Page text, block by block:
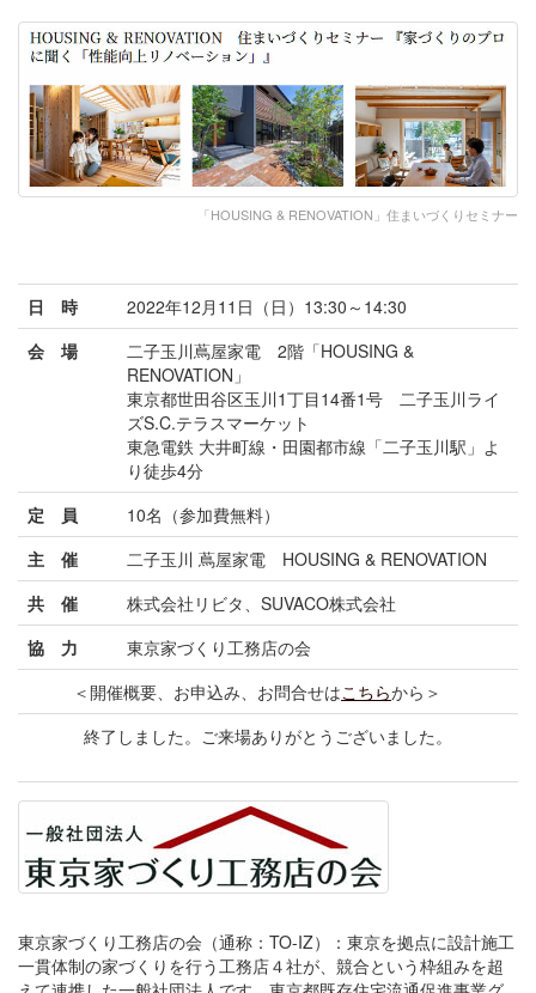
「HOUSING & RENOVATION」住まいづくりセミナー
日 時
2022年12月11日（日）13:30～14:30
会 場
二子玉川蔦屋家電 2階「HOUSING &
RENOVATION」
東京都世田谷区玉川1丁目14番1号 二子玉川ライ
ズS.C.テラスマーケット
東急電鉄 大井町線・田園都市線「二子玉川駅」よ
り徒歩4分
定 員
10名（参加費無料）
主 催
二子玉川 蔦屋家電 HOUSING & RENOVATION
共 催
株式会社リビタ、SUVACO株式会社
協 力
東京家づくり工務店の会
＜開催概要、お申込み、お問合せはこちらから＞
終了しました。ご来場ありがとうございました。
東京家づくり工務店の会（通称：TO-IZ）：東京を拠点に設計施工
一貫体制の家づくりを行う工務店４社が、競合という枠組みを超